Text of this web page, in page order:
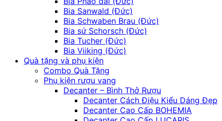
Bia Sanwald (Đức)
Bia Schwaben Brau (Đức)
Bia sứ Schorsch (Đức)
Bia Tucher (Đức)
Bia Viiking (Đức)
Quà tặng và phụ kiện
Combo Quà Tặng
Phụ kiện rượu vang
Decanter – Bình Thở Rượu
Decanter Cách Điệu Kiểu Dáng Đẹp
Decanter Cao Cấp BOHEMIA